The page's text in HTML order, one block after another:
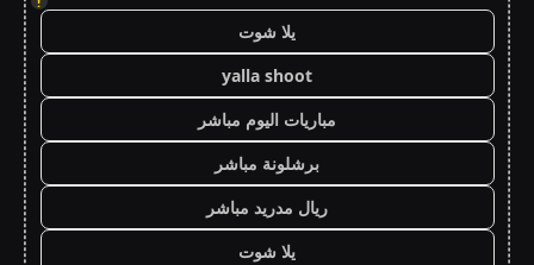
يلا شوت
yalla shoot
مباريات اليوم مباشر
برشلونة مباشر
ريال مدريد مباشر
يلا شوت